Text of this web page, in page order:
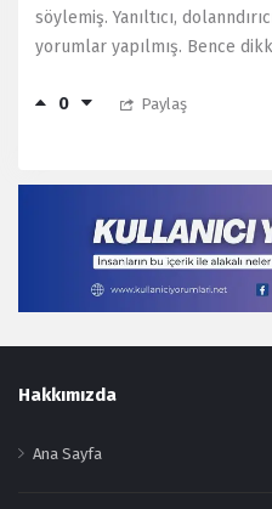
söylemiş. Yanıltıcı,
yorumlar yapılmış. Bence
0 Paylaş
Footer
Hakkımızda
Ana Sayfa